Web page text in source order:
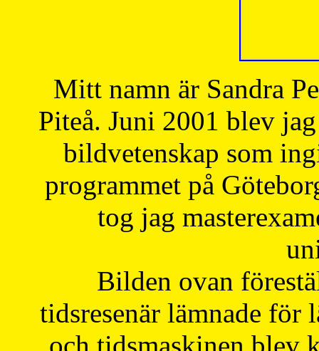
Mitt namn är Sandra
Piteå. Juni 2001 blev
bildvetenskap som
programmet på
tog jag
Bilden ovan
tidsresenär lämnade för